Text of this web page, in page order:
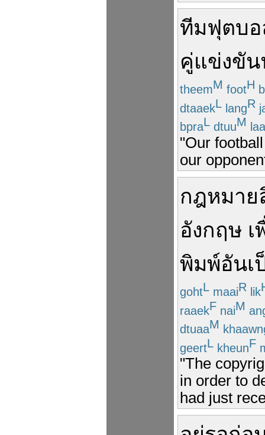
ทีมฟุตบ
คู่แข่งขัน
theemM footH
dtaaekL langR
bpraL dtuuM
"Our
our
กฎหมาย
อังกฤษ เ
พิมพ์อันเ
gohtL maaiR lik
raaekF naiM
dtuaaM
geertL kheunF
"The
in order to
had just